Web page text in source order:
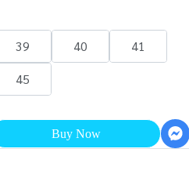
39 40
41
45
Buy Now